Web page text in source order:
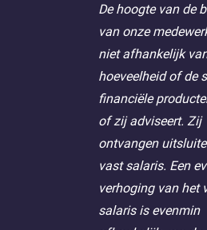
De hoogte van de
van onze
niet afhankelijk
hoeveelheid of de
financiële
of zij adviseert. Zij
ontvangen
vast salaris. Een
verhoging van het
salaris is evenmin